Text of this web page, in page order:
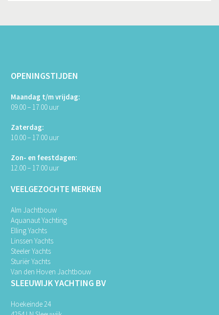
OPENINGSTIJDEN
Maandag t/m vrijdag:
09.00 – 17.00 uur
Zaterdag:
10.00 – 17.00 uur
Zon- en feestdagen:
12.00 – 17.00 uur
VEELGEZOCHTE MERKEN
Alm Jachtbouw
Aquanaut Yachting
Elling Yachts
Linssen Yachts
Steeler Yachts
Sturiër Yachts
Van den Hoven Jachtbouw
SLEEUWIJK YACHTING BV
Hoekeinde 24